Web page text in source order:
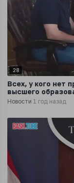
28
Всех, у кого нет
высшего
области Богомаз
Новости 1 год назад